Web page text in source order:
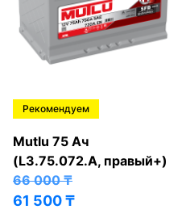
Рекомендуем
Mutlu 75 Ач
(L3.75.072.A, правый+)
66 000₸
61 500₸